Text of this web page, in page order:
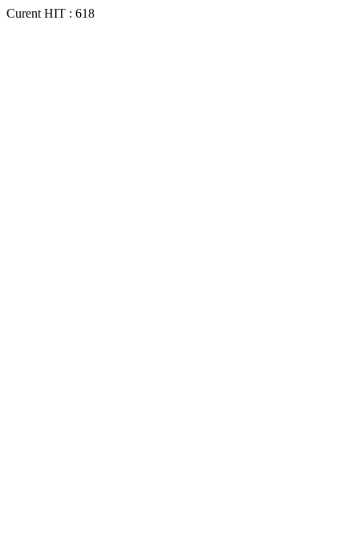
Curent HIT : 618